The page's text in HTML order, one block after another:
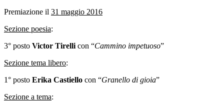
Premiazione il 31 maggio 2016
Sezione poesia:
3° posto Victor Tirelli con “Cammino impetuoso”
Sezione tema libero:
1° posto Erika Castiello con “Granello di gioia”
Sezione a tema: